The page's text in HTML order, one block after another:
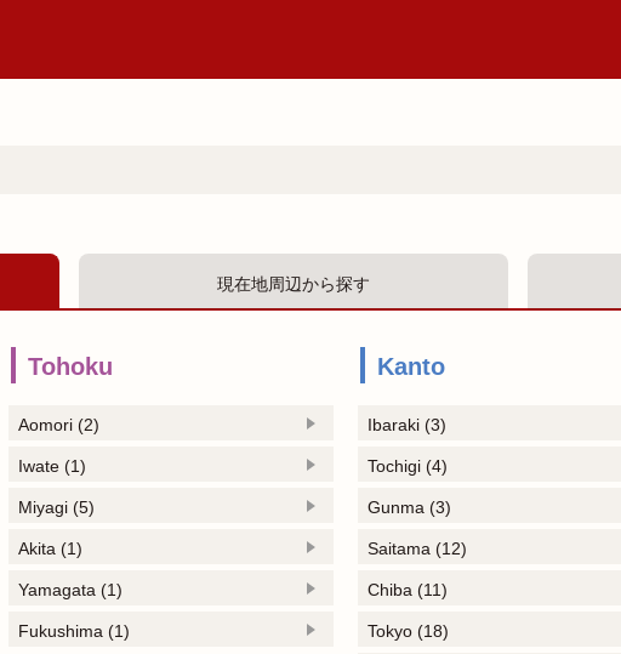
現在地周辺から探す
Tohoku
Aomori (2)
Iwate (1)
Miyagi (5)
Akita (1)
Yamagata (1)
Fukushima (1)
Kanto
Ibaraki (3)
Tochigi (4)
Gunma (3)
Saitama (12)
Chiba (11)
Tokyo (18)